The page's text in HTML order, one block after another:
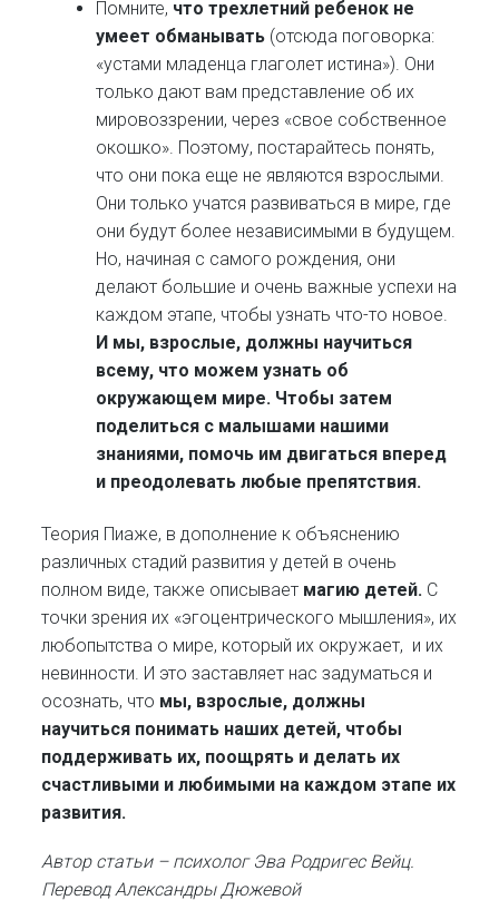
Помните, что трехлетний ребенок не
умеет обманывать (отсюда поговорка:
«устами младенца глаголет истина»). Они
только дают вам представление об их
мировоззрении, через «свое собственное
окошко». Поэтому, постарайтесь понять,
что они пока еще не являются взрослыми.
Они только учатся развиваться в мире, где
они будут более независимыми в будущем.
Но, начиная с самого рождения, они
делают большие и очень важные успехи на
каждом этапе, чтобы узнать что-то новое.
И мы, взрослые, должны научиться
всему, что можем узнать об
окружающем мире. Чтобы затем
поделиться с малышами нашими
знаниями, помочь им двигаться вперед
и преодолевать любые препятствия.
Теория Пиаже, в дополнение к объяснению
различных стадий развития у детей в очень
полном виде, также описывает магию детей. С
точки зрения их «эгоцентрического мышления», их
любопытства о мире, который их окружает, и их
невинности. И это заставляет нас задуматься и
осознать, что мы, взрослые, должны
научиться понимать наших детей, чтобы
поддерживать их, поощрять и делать их
счастливыми и любимыми на каждом этапе их
развития.
Автор статьи – психолог Эва Родригес Вейц.
Перевод Александры Дюжевой